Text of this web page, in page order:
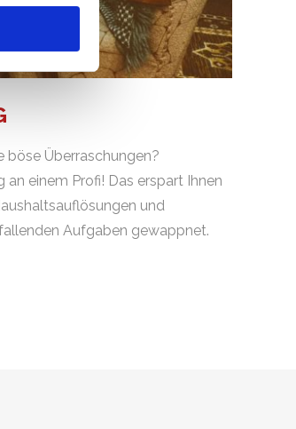
böse Überraschungen?
einem Profi! Das erspart Ihnen
und
Aufgaben gewappnet.